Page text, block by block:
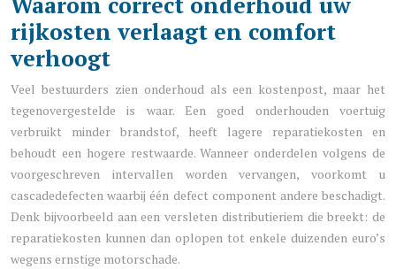
rijkosten verlaagt en comfort
verhoogt
Veel bestuurders zien onderhoud als een kostenpost, maar het
tegenovergestelde is waar. Een goed onderhouden voertuig
verbruikt minder brandstof, heeft lagere reparatiekosten en
behoudt een hogere restwaarde. Wanneer onderdelen volgens de
voorgeschreven intervallen worden vervangen, voorkomt u
cascadedefecten waarbij één defect component andere beschadigt.
Denk bijvoorbeeld aan een versleten distributieriem die breekt: de
reparatiekosten kunnen dan oplopen tot enkele duizenden euro’s
wegens ernstige motorschade.